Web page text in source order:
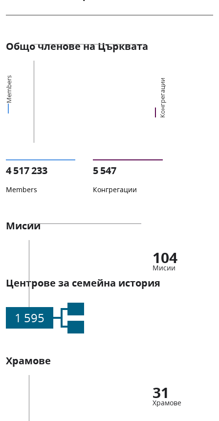
Общо членове на Църквата
Members Конгрегации
4 517 233
Members
5 547
Конгрегации
Мисии
104
Мисии
Центрове за семейна история
1 595
Храмове
31
Храмове